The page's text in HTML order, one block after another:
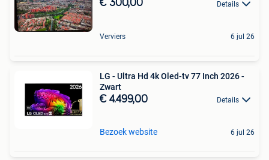
€ 300,00 Details
Verviers 6 jul 26
LG - Ultra Hd 4k Oled-tv 77 Inch 2026 -
Zwart
€ 4.499,00 Details
Bezoek website 6 jul 26